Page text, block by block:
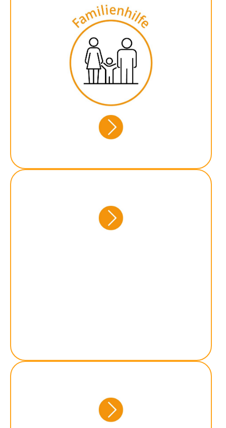
Intensive Betreuung von
Familien mit dem Ziel,
Erziehungsaufgaben,
Alltagsprobleme, Krisen und
Konflikte besser zu
bewältigen. Hilfe zur
Selbsthilfe.
Schulische Betreuung von
Kindern und Jugend­lichen
Ambulante, individuelle
Betreuung außerhalb der Schule